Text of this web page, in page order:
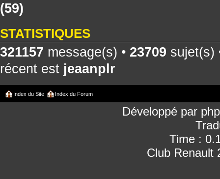
(59)
STATISTIQUES
321157 message(s) • 23709 sujet(s)
récent est jeaanplr
Index du Site Index du Forum
Développé par
Time :
Club Renault